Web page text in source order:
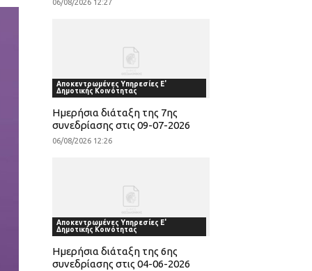
06/08/2026 12:27
Αποκεντρωμένες Υπηρεσίες Ε'
Δημοτικής Κοινότητας
Ημερήσια διάταξη της 7ης
συνεδρίασης στις 09-07-2026
06/08/2026 12:26
Αποκεντρωμένες Υπηρεσίες Ε'
Δημοτικής Κοινότητας
Ημερήσια διάταξη της 6ης
συνεδρίασης στις 04-06-2026